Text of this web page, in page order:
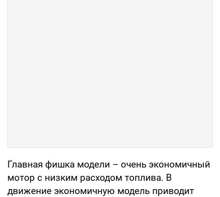
Главная фишка модели – очень экономичный
мотор с низким расходом топлива. В
движение экономичную модель приводит